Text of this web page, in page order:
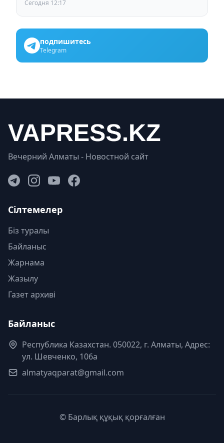
Сегодня 12:17
подпишитесь
Telegram
Вечерний Алматы - Новостной сайт
Сілтемелер
Біз туралы
Байланыс
Жарнама
Жазылу
Газет архиві
Байланыс
Республика Казахстан. 050022, г. Алматы, Адрес:
ул. Шевченко, 106а
almatyaqparat@gmail.com
© Барлық құқық қорғалған